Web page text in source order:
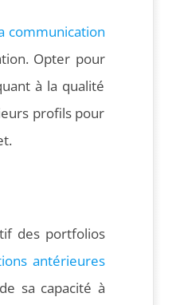
communication
Opter pour
à la qualité
profils pour
des portfolios
antérieures
sa capacité à